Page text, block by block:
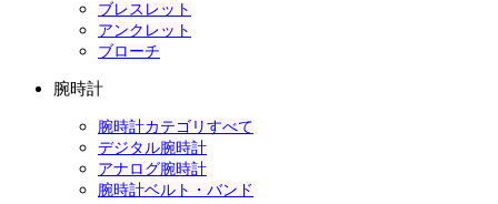
ブレスレット
アンクレット
ブローチ
腕時計
腕時計カテゴリすべて
デジタル腕時計
アナログ腕時計
腕時計ベルト・バンド